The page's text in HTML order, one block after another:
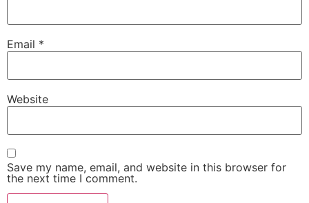
Email *
Website
Save my name, email, and website in this browser for
the next time I comment.